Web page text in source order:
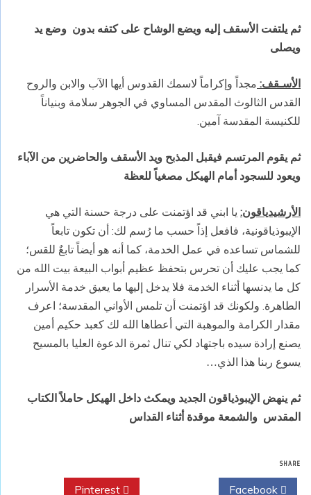
ثم يلتفت الأسقف إليه ويضع الوشاح على كتفه بدون وضع يد
ويصلى
الأسـقف: مجداً وإكراماً لاسمك القدوس أيها الآب والابن والروح
القدس الثالوث المقدس المساوي في الجوهر سلامة وبنياناً
للكنيسة المقدسة آمين.
ثم يقوم المرتسم فيقبل المذبح ويد الأسقف والحاضرين من الآباء
ويعود للسجود أمام الهيكل مصغياً للعظة
الأرشيدياقون: يا ابني قد اؤتمنت على درجة حسنة التي هي
الإيبوذياقونية، فافعل إذاً حسب ما رُسم لك: أن تكون تابعاً
للشماس تساعده في عمل الخدمة، كما أنه هو أيضاً تابعٌ للقس؛
كما يجب عليك أن تحرس بتحفظ عظيم أبواب البيعة بيت الله من
كل ما يدنسها أثناء الخدمة فلا يدخل إليها ما يعيق خدمة الأسرار
الطاهرة. ولكونك قد اؤتمنت أن تلمس الأواني المقدسة؛ اعرف
مقدار الكرامة والموهبة التي أعطاها الله لك كعبد حكيم أمين
يصنع إرادة سيده باجتهاد لكي تنال ثمرة الدعوة العليا بالمسيح
يسوع ربنا هذا الذي…
ثم ينهض الإيبوذياقون الجديد ويمكث داخل الهيكل حاملاً الكتاب
المقدس والشمعة موقدة أثناء القداس
SHARE